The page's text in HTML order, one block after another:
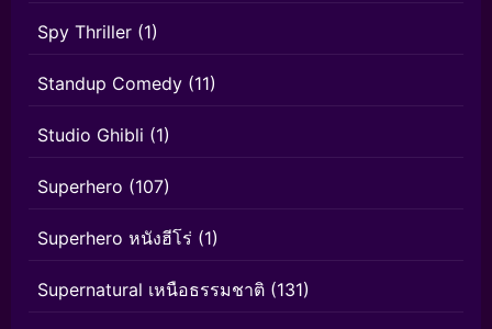
Spy Thriller (1)
Standup Comedy (11)
Studio Ghibli (1)
Superhero (107)
Superhero หนังฮีโร่ (1)
Supernatural เหนือธรรมชาติ (131)